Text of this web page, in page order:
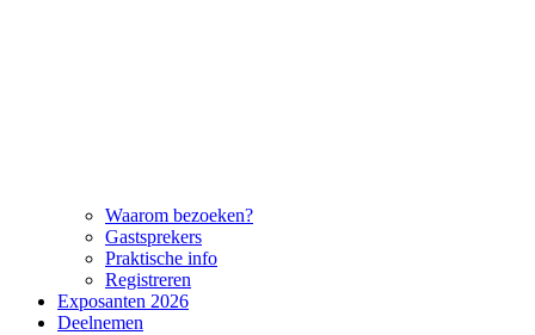
Waarom bezoeken?
Gastsprekers
Praktische info
Registreren
Exposanten 2026
Deelnemen